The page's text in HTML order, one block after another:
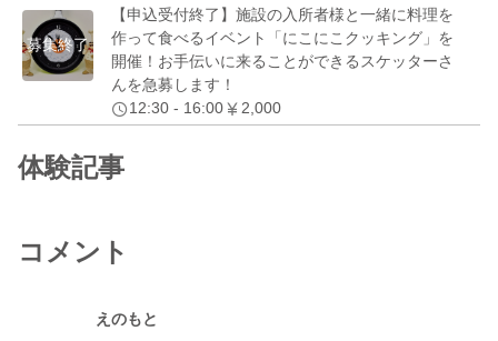
募集終了
【申込受付終了】施設の入所者様と一緒に料理を
作って食べるイベント「にこにこクッキング」を
開催！お手伝いに来ることができるスケッターさ
んを急募します！
12:30 - 16:00
2,000
体験記事
コメント
えのもと